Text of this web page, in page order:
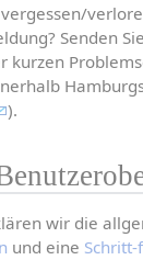
Senden
kurzen
).
wir die
und eine